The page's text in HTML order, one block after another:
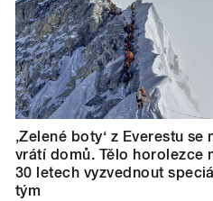
‚Zelené boty‘ z Everestu se
vrátí domů. Tělo horolezce
30 letech vyzvednout
tým